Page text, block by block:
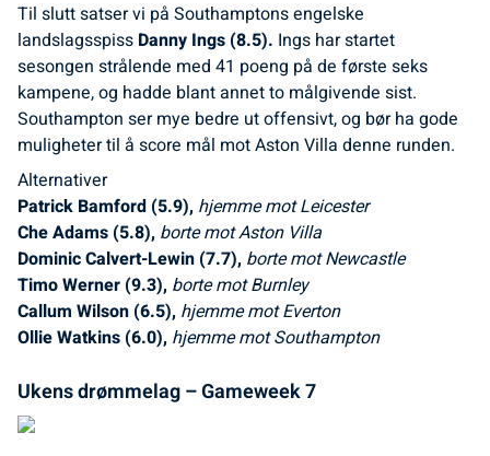
Til slutt satser vi på Southamptons engelske
landslagsspiss Danny Ings (8.5). Ings har startet
sesongen strålende med 41 poeng på de første seks
kampene, og hadde blant annet to målgivende sist.
Southampton ser mye bedre ut offensivt, og bør ha gode
muligheter til å score mål mot Aston Villa denne runden.
Alternativer
Patrick Bamford (5.9), hjemme mot Leicester
Che Adams (5.8), borte mot Aston Villa
Dominic Calvert-Lewin (7.7), borte mot Newcastle
Timo Werner (9.3), borte mot Burnley
Callum Wilson (6.5), hjemme mot Everton
Ollie Watkins (6.0), hjemme mot Southampton
Ukens drømmelag – Gameweek 7